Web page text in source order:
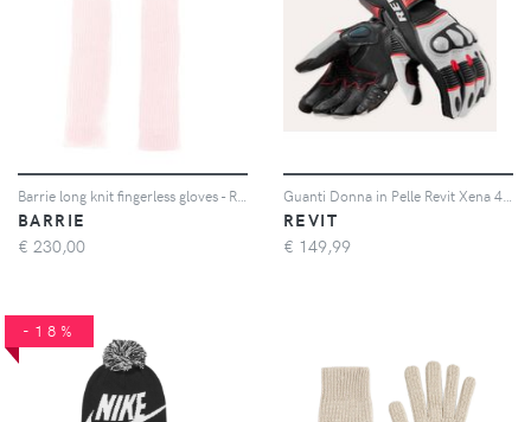
Barrie long knit fingerless gloves - Rosa
BARRIE
€ 230,00
Guanti Donna in Pelle Revit Xena 4 Ladies Bianco Neon Rosso XS
REVIT
€ 149,99
-18%